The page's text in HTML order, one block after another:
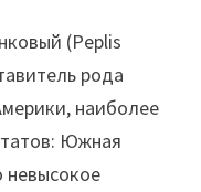
(Peplis
рода
наиболее
Южная
невысокое